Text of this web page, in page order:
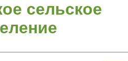
сельское